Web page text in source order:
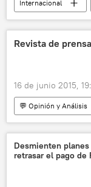
Internacional
Yuri Gagarin
Día Internacional de
Revista de
16 de junio 2015,
💬 Opinión y Análisis
Desmienten
retrasar el pago de